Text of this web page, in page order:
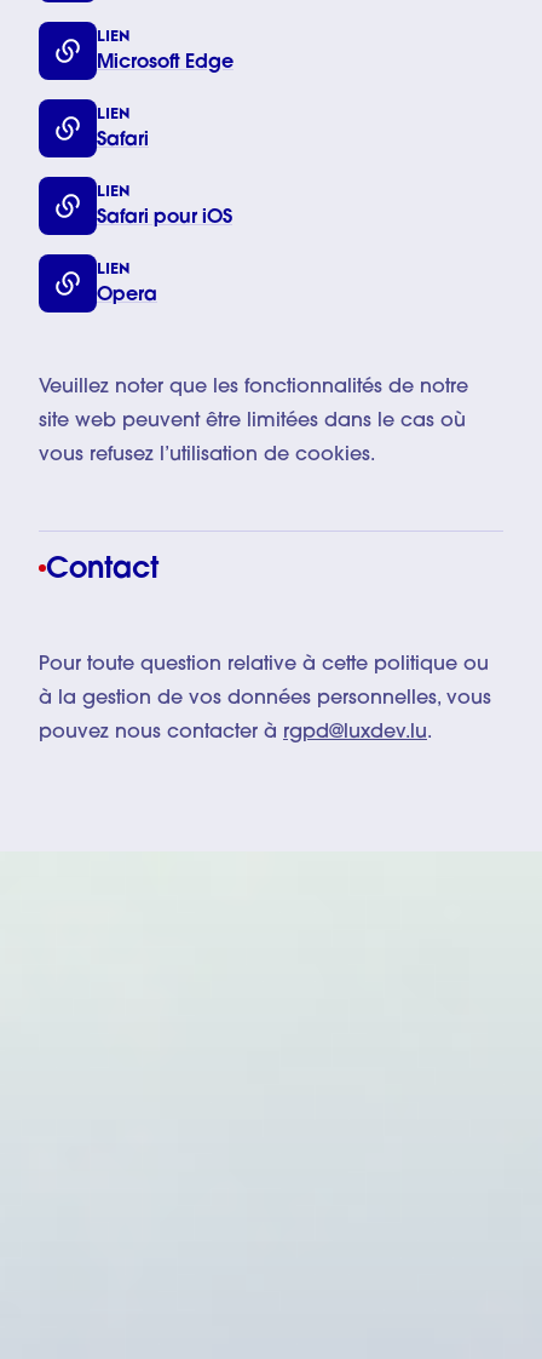
LIEN
Microsoft Edge
LIEN
Safari
LIEN
Safari pour iOS
LIEN
Opera
Veuillez noter que les fonctionnalités de notre
site web peuvent être limitées dans le cas où
vous refusez l’utilisation de cookies.
Contact
Pour toute question relative à cette politique ou
à la gestion de vos données personnelles, vous
pouvez nous contacter à rgpd@luxdev.lu.